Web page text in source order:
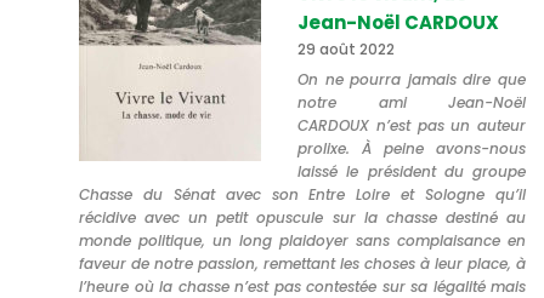
Jean-Noël CARDOUX
29 août 2022
On ne pourra jamais dire que
notre ami Jean-Noël
CARDOUX n’est pas un auteur
prolixe. À peine avons-nous
laissé le président du groupe
Chasse du Sénat avec son Entre Loire et Sologne qu’il
récidive avec un petit opuscule sur la chasse destiné au
monde politique, un long plaidoyer sans complaisance en
faveur de notre passion, remettant les choses à leur place, à
l’heure où la chasse n’est pas contestée sur sa légalité mais